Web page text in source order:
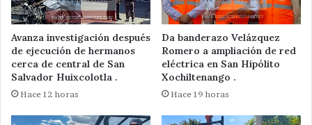
Avanza investigación después
de ejecución de hermanos
cerca de central de San
Salvador Huixcolotla .
Hace 12 horas
Da banderazo Velázquez
Romero a ampliación de red
eléctrica en San Hipólito
Xochiltenango .
Hace 19 horas